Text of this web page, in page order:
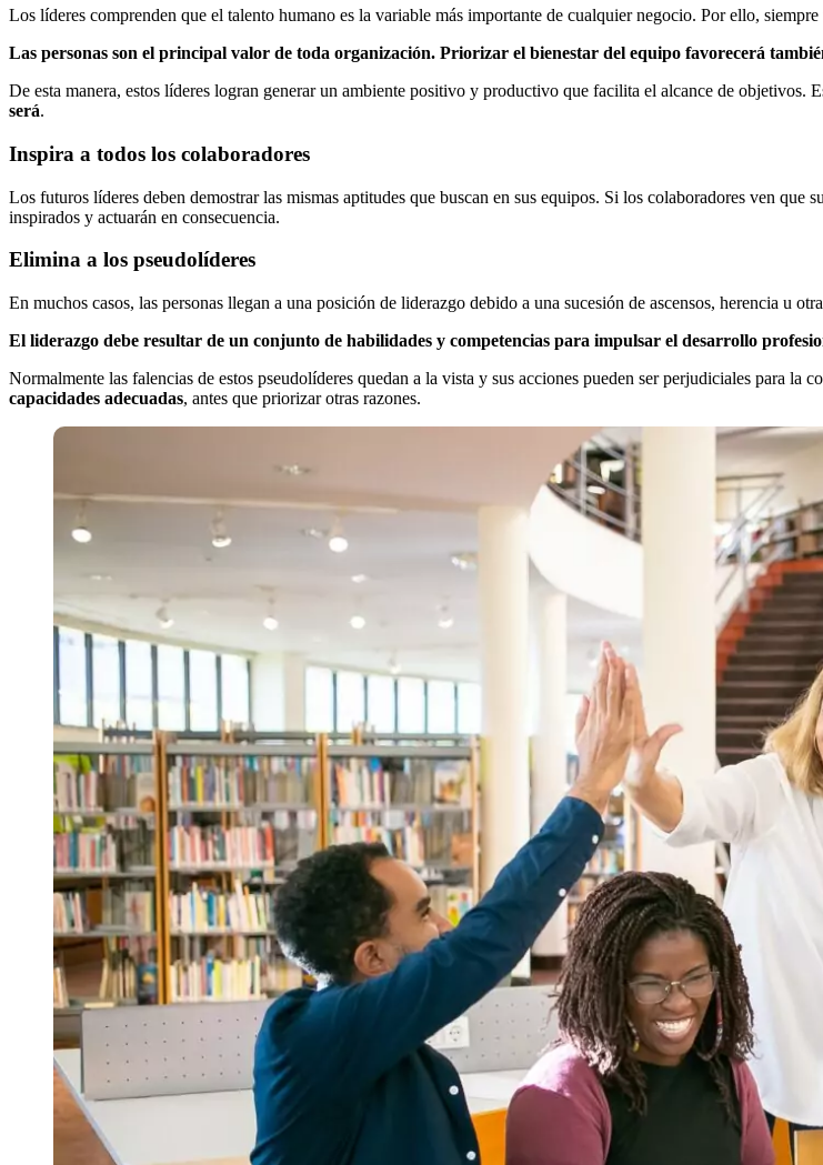
Los líderes comprenden que el talento humano es la variable más importante de cualquier negocio. Por ello,
Las personas son el principal valor de toda organización. Priorizar el bienestar del equipo favorecerá
De esta manera, estos líderes logran generar un ambiente positivo y productivo que facilita el alcance de objetivos.
será.
Inspira a todos los colaboradores
Los futuros líderes deben demostrar las mismas aptitudes que buscan en sus equipos. Si los colaboradores ven
inspirados y actuarán en consecuencia.
Elimina a los pseudolíderes
En muchos casos, las personas llegan a una posición de liderazgo debido a una sucesión de ascensos, herencia u
El liderazgo debe resultar de un conjunto de habilidades y competencias para impulsar el desarrollo
Normalmente las falencias de estos pseudolíderes quedan a la vista y sus acciones pueden ser perjudiciales para la
capacidades adecuadas, antes que priorizar otras razones.